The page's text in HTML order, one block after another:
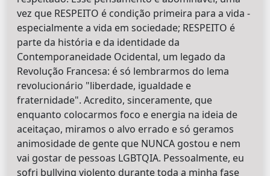
vez que RESPEITO é condição primeira para a vida -
especialmente a vida em sociedade; RESPEITO é
parte da história e da identidade da
Contemporaneidade Ocidental, um legado da
Revolução Francesa: é só lembrarmos do lema
revolucionário "liberdade, igualdade e
fraternidade". Acredito, sinceramente, que
enquanto colocarmos foco e energia na ideia de
aceitaçao, miramos o alvo errado e só geramos
animosidade de gente que NUNCA gostou e nem
vai gostar de pessoas LGBTQIA. Pessoalmente, eu
sofri bullying violento durante toda a minha fase